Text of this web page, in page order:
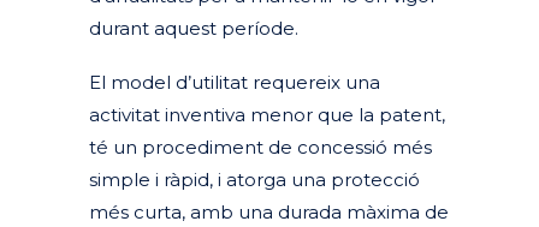
durant aquest període.
El model d’utilitat requereix una
activitat inventiva menor que la patent,
té un procediment de concessió més
simple i ràpid, i atorga una protecció
més curta, amb una durada màxima de